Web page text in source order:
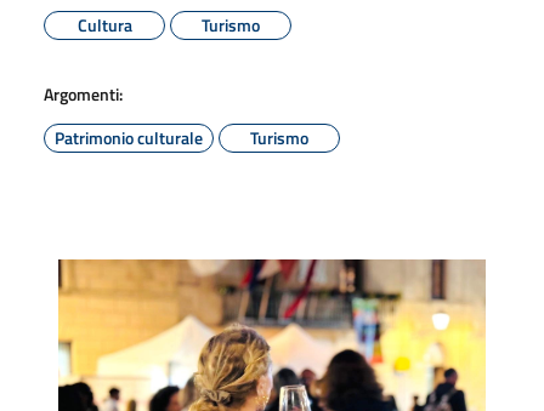
Cultura
Turismo
Argomenti:
Patrimonio culturale
Turismo